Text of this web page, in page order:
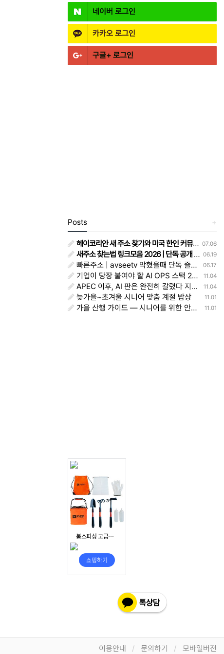
네이버 로그인
카카오 로그인
구글+ 로그인
+
Posts
07.06
헤이코리안 새 주소 찾기와 미국 한인 커뮤니티 이용 후기
06.19
새주소 찾는법 링크모음 2026 | 단독 공개 - 주소얌
06.17
빠른주소 | avseetv 막혔을때 단독 즐겨찾기 정리 주소얌
11.04
기업이 당장 붙여야 할 AI OPS 스택 2025 — 모델·평가·워크플로·권한·대시보드 실전 레시피
11.04
APEC 이후, AI 판은 완전히 갈렸다 지금 당장 바꿔야 할 생존전략
11.01
늦가을~초겨울 시니어 맞춤 계절 밥상
11.01
가을 산행 가이드 — 시니어를 위한 안전하고 아름다운 등산법
이용안내 문의하기 모바일버전